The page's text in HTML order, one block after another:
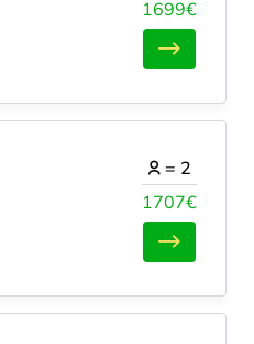
1699€
1707€
= 2